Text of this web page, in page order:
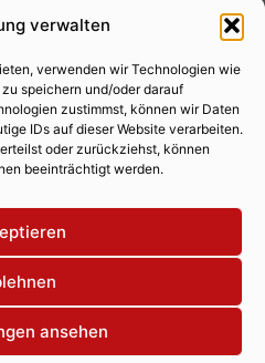
verwalten
verwenden wir Technologien wie
speichern und/oder darauf
zustimmst, können wir Daten
IDs auf dieser Website verarbeiten.
oder zurückziehst, können
beeinträchtigt werden.
ansehen